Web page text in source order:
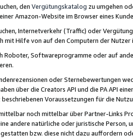
den Vergütungskatalog zu umgehen
Amazon-Website im Browser eines
Internetverkehr (Traffic) oder
mit Hilfe von auf den Computern der
Roboter, Softwareprogramme oder auf
oder Sternebewertungen
über die Creators API und die PA API
Voraussetzungen für die
noch mittelbar über Partner-Links
andere natürliche oder juristische
bzw. diese nicht dazu auffordern